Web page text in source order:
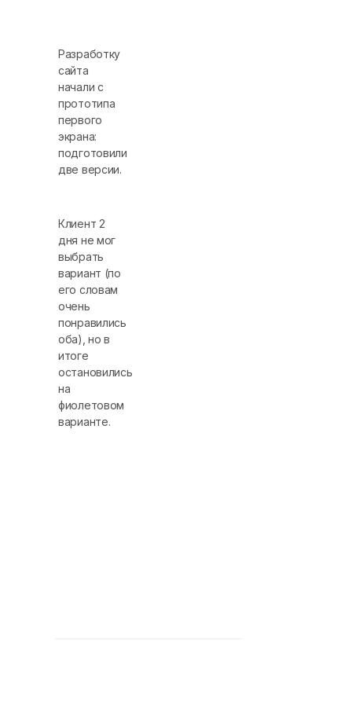
Разработку
сайта
начали с
прототипа
первого
экрана:
подготовили
две версии.
Клиент 2
дня не мог
выбрать
вариант (по
его словам
очень
понравились
оба), но в
итоге
остановились
на
фиолетовом
варианте.